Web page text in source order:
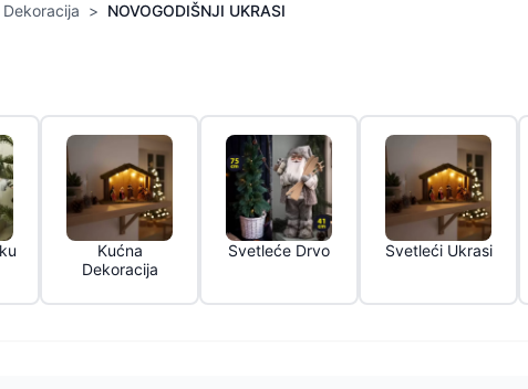
> NOVOGODIŠNJI UKRASI
Kućna
Dekoracija
Svetleće Drvo Svetleći Ukrasi